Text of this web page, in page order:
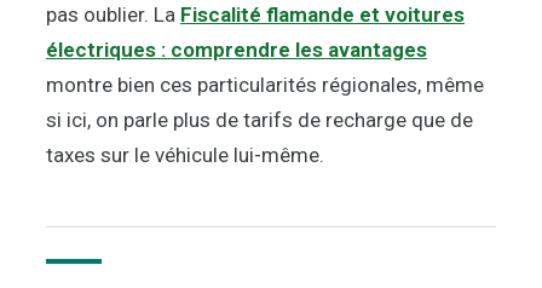
pas oublier. La Fiscalité flamande et voitures
électriques : comprendre les avantages
montre bien ces particularités régionales, même
si ici, on parle plus de tarifs de recharge que de
taxes sur le véhicule lui-même.